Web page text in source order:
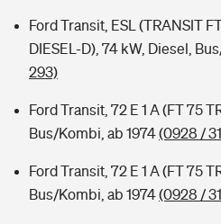
Ford Transit, ESL (TRANSIT
DIESEL-D), 74 kW, Diesel,
293)
Ford Transit, 72 E 1 A (FT 75
Bus/Kombi, ab 1974(0928 /
Ford Transit, 72 E 1 A (FT 75
Bus/Kombi, ab 1974(0928 /